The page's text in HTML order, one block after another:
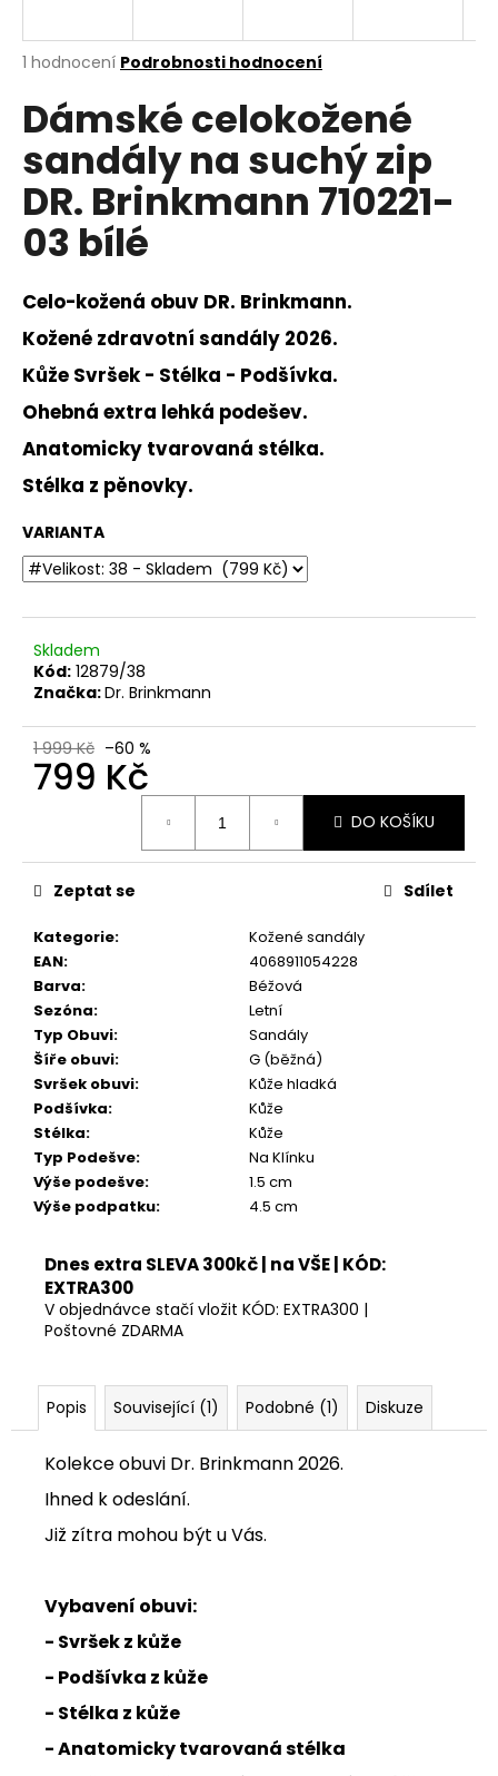
Průměrné
produktu
je
z
5
hvězdiček.
1 hodnocení Podrobnosti hodnocení
Dámské celokožené
sandály na suchý zip
DR. Brinkmann 710221-
03 bílé
Celo-kožená obuv DR. Brinkmann.
Kožené zdravotní sandály 2026.
Kůže Svršek - Stélka - Podšívka.
Ohebná extra lehká podešev.
Anatomicky tvarovaná stélka.
Stélka z pěnovky.
VARIANTA
Skladem
Kód: 12879/38
Značka:Dr. Brinkmann
1 999 Kč –60 %
799 Kč
DO KOŠÍKU
Kategorie:
Kožené sandály
EAN:
4068911054228
Barva:
Béžová
Sezóna:
Letní
Typ Obuvi:
Sandály
Šíře obuvi:
G (běžná)
Svršek obuvi:
Kůže hladká
Podšívka:
Kůže
Stélka:
Kůže
Typ Podešve:
Na Klínku
Výše podešve:
1.5 cm
Výše podpatku: 4.5 cm
Zeptat se Sdílet
Dnes extra SLEVA 300kč | na VŠE | KÓD:
EXTRA300
V objednávce stačí vložit KÓD: EXTRA300 |
Poštovné ZDARMA
Popis Související (1) Podobné (1) Diskuze
Kolekce obuvi Dr. Brinkmann 2026.
Ihned k odeslání.
Již zítra mohou být u Vás.
Vybavení obuvi:
- Svršek z kůže
- Podšívka z kůže
- Stélka z kůže
- Anatomicky tvarovaná stélka
j
t
?
D
o
p
o
r
u
č
u
j
e
e
DÁMSKÉ
SANDÁLY
NA
SUCHÝ
ZIP
08
BÉŽOVÉ
Kč
Původně:
999
Kč